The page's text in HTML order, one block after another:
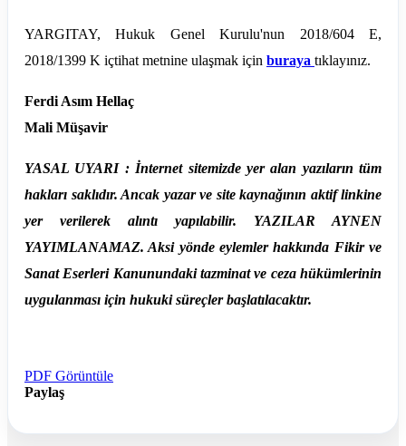
YARGITAY, Hukuk Genel Kurulu'nun 2018/604 E,
2018/1399 K içtihat metnine ulaşmak için buraya tıklayınız.
Ferdi Asım Hellaç
Mali Müşavir
YASAL UYARI : İnternet sitemizde yer alan yazıların tüm
hakları saklıdır. Ancak yazar ve site kaynağının aktif linkine
yer verilerek alıntı yapılabilir. YAZILAR AYNEN
YAYIMLANAMAZ. Aksi yönde eylemler hakkında Fikir ve
Sanat Eserleri Kanunundaki tazminat ve ceza hükümlerinin
uygulanması için hukuki süreçler başlatılacaktır.
PDF Görüntüle
Paylaş